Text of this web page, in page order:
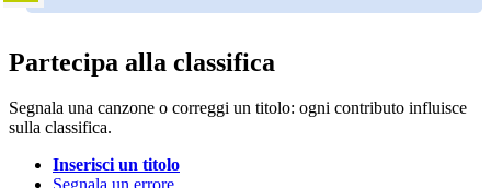
Partecipa alla classifica
Segnala una canzone o correggi un titolo: ogni contributo influisce
sulla classifica.
Inserisci un titolo